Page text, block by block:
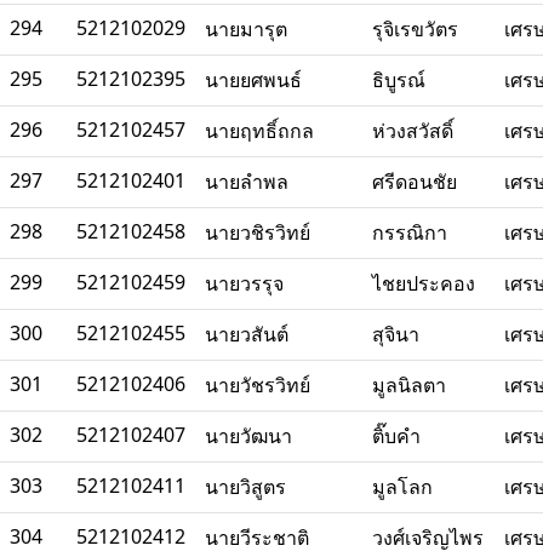
294
5212102029 นายมารุต รุจิเรขวัตร
เศ
295
5212102395 นายยศพนธ์ ธิบูรณ์
เศ
296
5212102457 นายฤทธิ์ถกล ห่วงสวัสดิ์
เศ
297
5212102401 นายลำพล ศรีดอนชัย
เศ
298
5212102458 นายวชิรวิทย์ กรรณิกา
เศ
299
5212102459 นายวรรุจ ไชยประคอง
เศ
300
5212102455 นายวสันต์ สุจินา
เศ
301
5212102406 นายวัชรวิทย์ มูลนิลตา
เศ
302
5212102407 นายวัฒนา ติ๊บคำ
เศ
303
5212102411 นายวิสูตร มูลโลก
เศ
304
5212102412 นายวีระชาติ วงศ์เจริญไพร เศ